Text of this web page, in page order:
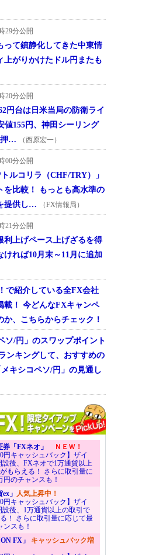
29分公開
って鎮静化してきた中東情
上がりかけたドル円またも
20分公開
円台は日米当局の防衛ライ
値155円、神田シーリング
押…
（西原宏一）
00分公開
ルコリラ（CHF/TRY）」
を比較！ もっとも高水準の
提供し…
（FX情報局）
21分公開
利上げペース上げざるを得
ければ10月末～11月に追加
で紹介している全FX会社
載！ 今どんなFXキャンペ
か、こちらからチェック！
ソ/円」のスワップポイント
ンキングして、おすすめの
キシコペソ/円」の見通し
「FXネオ」
ＮＥＷ！
円キャッシュバック】ザイ
後、FXネオで1万通貨以上
もらえる！ さらに取引量に
円のチャンスも！
」 人気上昇中！
円キャッシュバック】ザイ
後、1万通貨以上の取引で
！ さらに取引量に応じて最
ンスも！
FX」 キャッシュバック増